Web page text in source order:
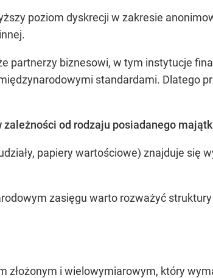
poziom dyskrecji w zakresie
partnerzy biznesowi, w tym instytucje
standardami. Dlatego
zależności od rodzaju posiadanego
papiery wartościowe) znajduje się
zasięgu warto rozważyć
złożonym i wielowymiarowym, który